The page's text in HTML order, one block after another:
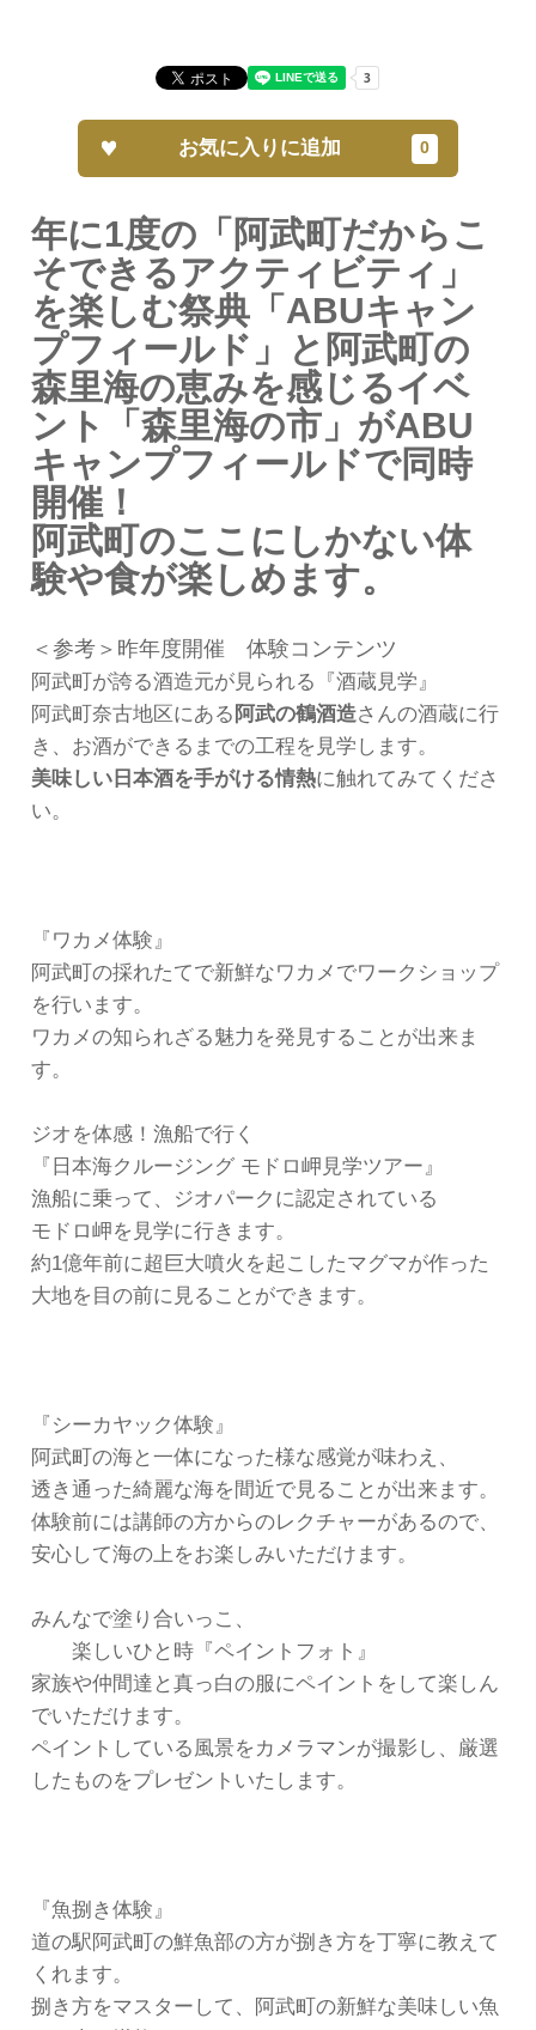
年に1度の「阿武町だからこ
そできるアクティビティ」
を楽しむ祭典「ABUキャン
プフィールド」と阿武町の
森里海の恵みを感じるイベ
ント「森里海の市」がABU
キャンプフィールドで同時
開催！
阿武町のここにしかない体
験や食が楽しめます。
＜参考＞昨年度開催 体験コンテンツ
阿武町が誇る酒造元が見られる『酒蔵見学』
阿武町奈古地区にある 阿武の鶴酒造さんの酒蔵に行
き、お酒ができるまでの工程を見学します。
美味しい日本酒を手がける情熱に触れてみてくださ
い。
『ワカメ体験』
阿武町の採れたてで新鮮なワカメでワークショップ
を行います。
ワカメの知られざる魅力を発見することが出来ま
す。
ジオを体感！漁船で行く
『日本海クルージング モドロ岬見学ツアー』
漁船に乗って、ジオパークに認定されている
モドロ岬を見学に行きます。
約1億年前に超巨大噴火を起こしたマグマが作った
大地を目の前に見ることができます。
『シーカヤック体験』
阿武町の海と一体になった様な感覚が味わえ、
透き通った綺麗な海を間近で見ることが出来ます。
体験前には講師の方からのレクチャーがあるので、
安心して海の上をお楽しみいただけます。
みんなで塗り合いっこ、
楽しいひと時『ペイントフォト』
家族や仲間達と真っ白の服にペイントをして楽しん
でいただけます。
ペイントしている風景をカメラマンが撮影し、厳選
したものをプレゼントいたします。
『魚捌き体験』
道の駅阿武町の鮮魚部の方が捌き方を丁寧に教えて
くれます。
捌き方をマスターして、阿武町の新鮮な美味しい魚
お気に入りに追加